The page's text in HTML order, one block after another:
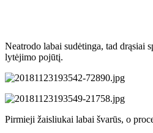
Neatrodo labai sudėtinga, tad drąsiai
lytėjimo pojūtį.
Pirmieji žaisliukai labai švarūs, o